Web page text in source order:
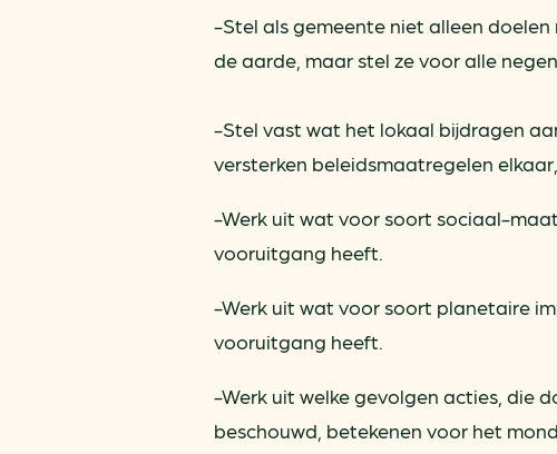
-Stel als gemeente niet alleen
de aarde, maar stel ze voor alle
-Stel vast wat het lokaal bijdragen
versterken beleidsmaatregelen
-Werk uit wat voor soort sociaal-
vooruitgang heeft.
-Werk uit wat voor soort planetaire
vooruitgang heeft.
-Werk uit welke gevolgen acties, die
beschouwd, betekenen voor het